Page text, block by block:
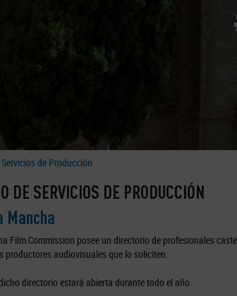
de Producción
DE SERVICIOS DE PRODUCCIÓN
Film Commission posee un directorio de profesionales
productores audiovisuales que lo soliciten.
directorio estará abierta durante todo el año.